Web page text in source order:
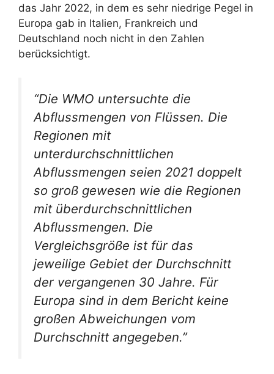
das Jahr 2022, in dem es sehr niedrige Pegel in
Europa gab in Italien, Frankreich und
Deutschland noch nicht in den Zahlen
berücksichtigt.
“Die WMO untersuchte die
Abflussmengen von Flüssen. Die
Regionen mit
unterdurchschnittlichen
Abflussmengen seien 2021 doppelt
so groß gewesen wie die Regionen
mit überdurchschnittlichen
Abflussmengen. Die
Vergleichsgröße ist für das
jeweilige Gebiet der Durchschnitt
der vergangenen 30 Jahre. Für
Europa sind in dem Bericht keine
großen Abweichungen vom
Durchschnitt angegeben.”